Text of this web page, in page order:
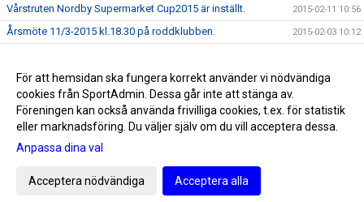
Vårstruten Nordby Supermarket Cup2015 är inställt. 2015-02-11 10:56
Årsmöte 11/3-2015 kl.18.30 på roddklubben. 2015-02-03 10:12
Upptaktsmöte för TIFs målvaktsskola 2015. 2015-01-19 09:33
GOD JUL OCH GOTT NYTT ÅR 2014-12-19 14:11
Gå till Webbversion
För att hemsidan ska fungera korrekt använder vi nödvändiga
cookies från SportAdmin. Dessa går inte att stänga av.
Föreningen kan också använda frivilliga cookies, t.ex. för statistik
eller marknadsföring. Du väljer själv om du vill acceptera dessa.
Anpassa dina val
Acceptera nödvändiga Acceptera alla